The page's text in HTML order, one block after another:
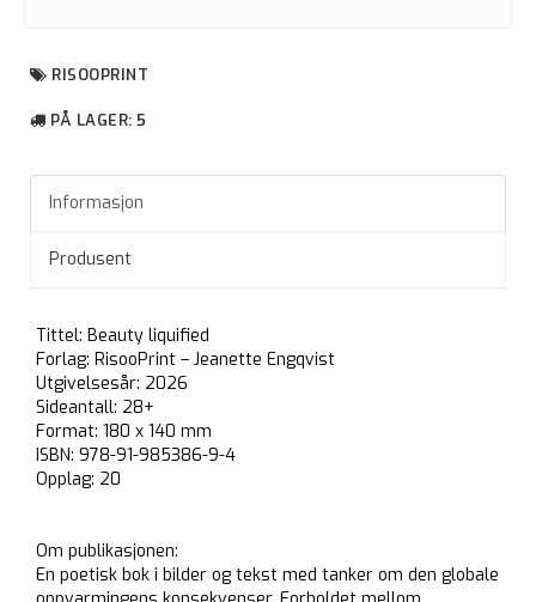
RISOOPRINT
PÅ LAGER: 5
Informasjon
Produsent
Tittel: Beauty liquified
Forlag: RisooPrint – Jeanette Engqvist
Utgivelsesår: 2026
Sideantall: 28+
Format: 180 x 140 mm
ISBN: 978-91-985386-9-4
Opplag: 20
Om publikasjonen:
En poetisk bok i bilder og tekst med tanker om den globale